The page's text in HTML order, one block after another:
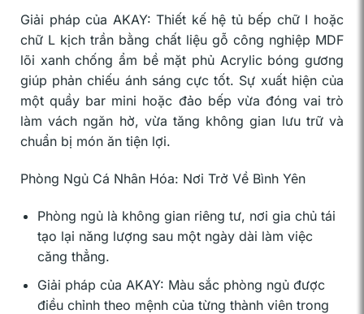
Giải pháp của AKAY: Thiết kế hệ tủ bếp chữ I hoặc
chữ L kịch trần bằng chất liệu gỗ công nghiệp MDF
lõi xanh chống ẩm bề mặt phủ Acrylic bóng gương
giúp phản chiếu ánh sáng cực tốt. Sự xuất hiện của
một quầy bar mini hoặc đảo bếp vừa đóng vai trò
làm vách ngăn hờ, vừa tăng không gian lưu trữ và
chuẩn bị món ăn tiện lợi.
Phòng Ngủ Cá Nhân Hóa: Nơi Trở Về Bình Yên
Phòng ngủ là không gian riêng tư, nơi gia chủ tái
tạo lại năng lượng sau một ngày dài làm việc
căng thẳng.
Giải pháp của AKAY: Màu sắc phòng ngủ được
điều chỉnh theo mệnh của từng thành viên trong